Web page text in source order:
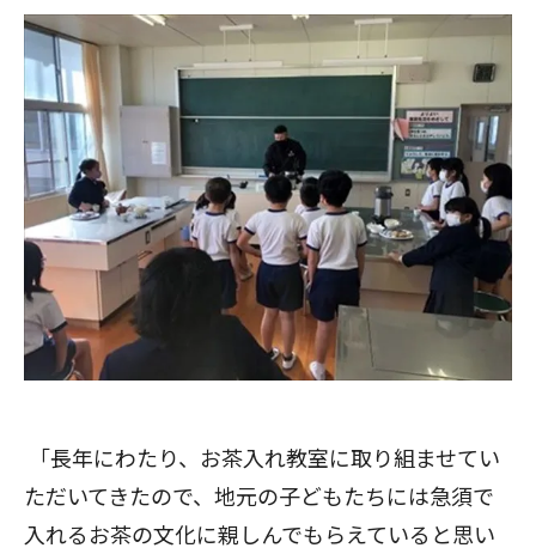
「長年にわたり、お茶入れ教室に取り組ませてい
ただいてきたので、地元の子どもたちには急須で
入れるお茶の文化に親しんでもらえていると思い